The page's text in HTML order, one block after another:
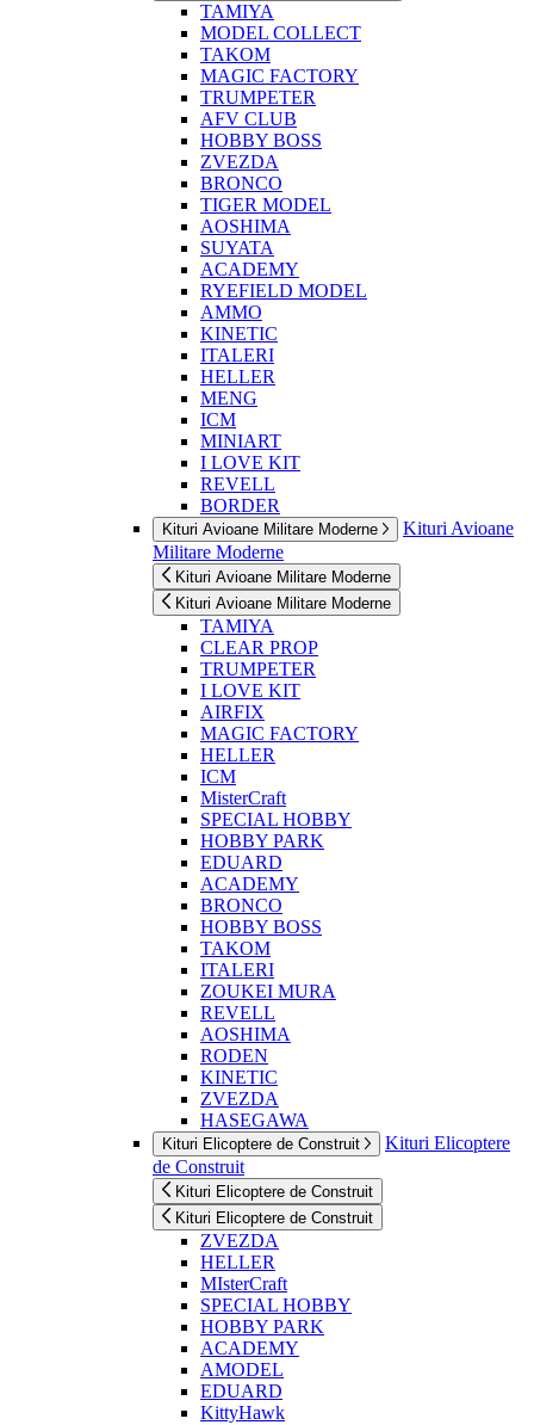
TAMIYA
MODEL COLLECT
TAKOM
MAGIC FACTORY
TRUMPETER
AFV CLUB
HOBBY BOSS
ZVEZDA
BRONCO
TIGER MODEL
AOSHIMA
SUYATA
ACADEMY
RYEFIELD MODEL
AMMO
KINETIC
ITALERI
HELLER
MENG
ICM
MINIART
I LOVE KIT
REVELL
BORDER
Kituri Avioane Militare Moderne
Kituri Avioane
Militare Moderne
Kituri Avioane Militare Moderne
Kituri Avioane Militare Moderne
TAMIYA
CLEAR PROP
TRUMPETER
I LOVE KIT
AIRFIX
MAGIC FACTORY
HELLER
ICM
MisterCraft
SPECIAL HOBBY
HOBBY PARK
EDUARD
ACADEMY
BRONCO
HOBBY BOSS
TAKOM
ITALERI
ZOUKEI MURA
REVELL
AOSHIMA
RODEN
KINETIC
ZVEZDA
HASEGAWA
Kituri Elicoptere de Construit
Kituri Elicoptere
de Construit
Kituri Elicoptere de Construit
Kituri Elicoptere de Construit
ZVEZDA
HELLER
MIsterCraft
SPECIAL HOBBY
HOBBY PARK
ACADEMY
AMODEL
EDUARD
KittyHawk